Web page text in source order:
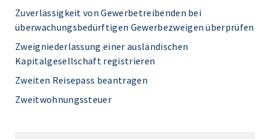
Zuverlässigkeit von Gewerbetreibenden bei
überwachungsbedürftigen Gewerbezweigen überprüfen
Zweigniederlassung einer ausländischen
Kapitalgesellschaft registrieren
Zweiten Reisepass beantragen
Zweitwohnungssteuer